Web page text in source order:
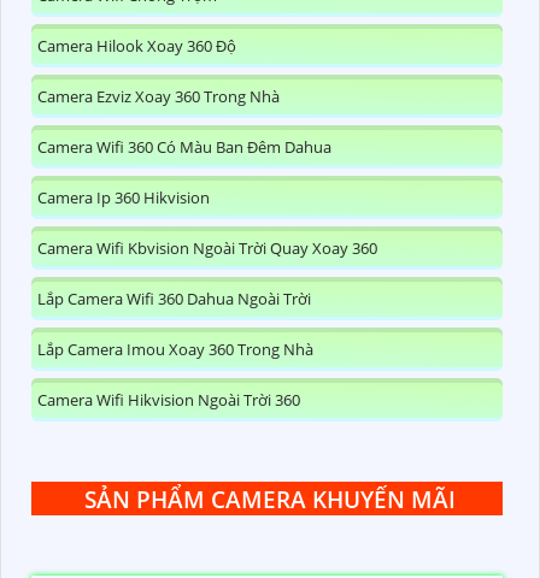
Camera Hilook Xoay 360 Độ
Camera Ezviz Xoay 360 Trong Nhà
Camera Wifi 360 Có Màu Ban Đêm Dahua
Camera Ip 360 Hikvision
Camera Wifi Kbvision Ngoài Trời Quay Xoay 360
Lắp Camera Wifi 360 Dahua Ngoài Trời
Lắp Camera Imou Xoay 360 Trong Nhà
Camera Wifi Hikvision Ngoài Trời 360
SẢN PHẨM CAMERA KHUYẾN MÃI